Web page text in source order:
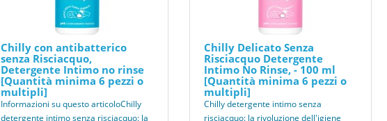
Chilly con antibatterico
senza Risciacquo,
Detergente Intimo no rinse
[Quantità minima 6 pezzi o
multipli]
Informazioni su questo articoloChilly
detergente intimo senza risciacquo: la
Chilly Delicato Senza
Risciacquo Detergente
Intimo No Rinse, - 100 ml
[Quantità minima 6 pezzi o
multipli]
Chilly detergente intimo senza
risciacquo: la rivoluzione dell'igiene